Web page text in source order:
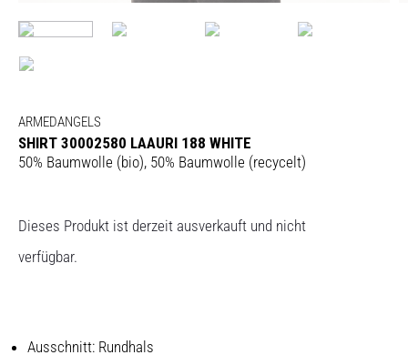
ARMEDANGELS
SHIRT 30002580 LAAURI 188 WHITE
50% Baumwolle (bio), 50% Baumwolle (recycelt)
Dieses Produkt ist derzeit ausverkauft und nicht
verfügbar.
Ausschnitt: Rundhals